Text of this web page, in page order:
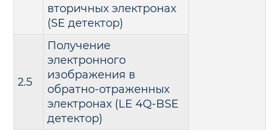
вторичных электронах
(SE детектор)
2.5
Получение
электронного
изображения в
обратно-отраженных
электронах (LE 4Q-BSE
детектор)